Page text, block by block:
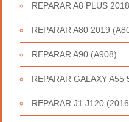
REPARAR A8 PLUS
REPARAR A80 2019
REPARAR A90 (A908)
REPARAR GALAXY A55
REPARAR J1 J120